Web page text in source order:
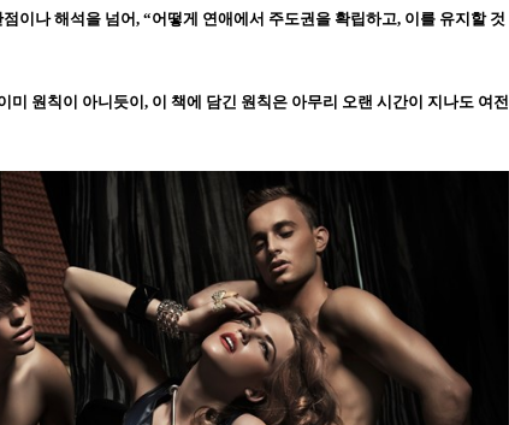
이나 해석을 넘어, “어떻게 연애에서 주도권을 확립하고, 이를 유지할 것
미 원칙이 아니듯이, 이 책에 담긴 원칙은 아무리 오랜 시간이 지나도 여전